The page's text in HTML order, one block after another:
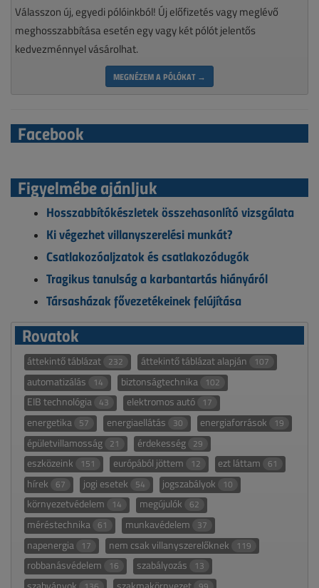
Válasszon új, egyedi pólóinkból! Új előfizetés vagy meglévő
meghosszabbítása esetén egy vagy két pólót jelentős
kedvezménnyel vásárolhat.
MEGNÉZEM A PÓLÓKAT →
Facebook
Figyelmébe ajánljuk
Hosszabbítókészletek összehasonlító vizsgálata
Ki végezhet villanyszerelési munkát?
Csatlakozóaljzatok és csatlakozódugók
Tragikus tanulság a karbantartás hiányáról
Társasházak fővezetékeinek felújítása
Rovatok
áttekintő táblázat 232 áttekintő táblázat alapján 107
automatizálás 14 biztonságtechnika 102
EIB technológia 43 elektromos autó 17
energetika 57 energiaellátás 30 energiaforrások 19
épületvillamosság 21 érdekesség 29
eszközeink 151 európából jöttem 12 ezt láttam 61
hírek 67 jogi esetek 54 jogszabályok 10
környezetvédelem 14 megújulók 62
méréstechnika 61 munkavédelem 37
napenergia 17 nem csak villanyszerelőknek 119
robbanásvédelem 16 szabályozás 13